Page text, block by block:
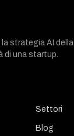
la strategia AI della
di una startup.
Settori
Blog